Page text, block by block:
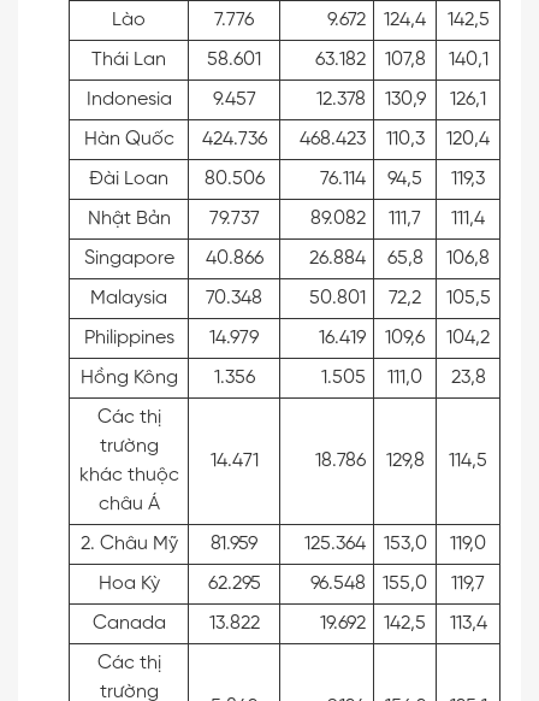
Lào 7.776 9.672 124,4 142,5
Thái Lan 58.601 63.182 107,8 140,1
Indonesia 9.457 12.378 130,9 126,1
Hàn Quốc 424.736 468.423 110,3 120,4
Đài Loan 80.506 76.114 94,5 119,3
Nhật Bản 79.737 89.082 111,7 111,4
Singapore 40.866 26.884 65,8 106,8
Malaysia 70.348 50.801 72,2 105,5
Philippines 14.979 16.419 109,6 104,2
Hồng Kông 1.356 1.505 111,0 23,8
Các thị
trường
khác thuộc
châu Á
14.471 18.786 129,8 114,5
2. Châu Mỹ 81.959 125.364 153,0 119,0
Hoa Kỳ 62.295 96.548 155,0 119,7
Canada 13.822 19.692 142,5 113,4
Các thị
trường